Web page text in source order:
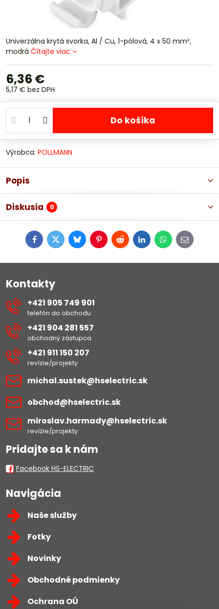
Univerzálna krytá svorka, Al / Cu, 1-pólová, 4 x 50 mm²,
modrá Čítajte viac
6,36 €
5,17 € bez DPH
Do košíka
Výrobca: POLLMANN
Popis
Diskusia 0
FacebookTwitterBlueskyPinterestRedditLinkedInWhatsApp
E-
mail
Kontakty
+421 905 749 901
telefón do obchodu
+421 904 281 557
obchodný zástupca
+421 911 150 207
revízie/projekty
michal​.sustek​@hselectric​.sk
obchod​@hselectric​.sk
miroslav​.harmady​@hselectric​.sk
revízie/projekty
Pridajte sa k nám
Facebook HS-ELECTRIC
Navigácia
Naše služby
Fotky
Novinky
Obchodné podmienky
Ochrana OÚ